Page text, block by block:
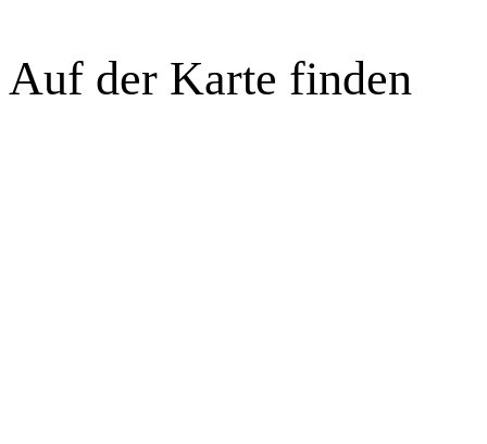
Auf der Karte finden